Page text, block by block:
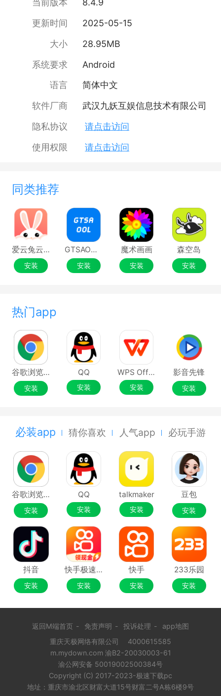
当前版本
8.4.9
更新时间
2025-05-15
大小
28.95MB
系统要求
Android
语言
简体中文
软件厂商
武汉九妖互娱信息技术有限公司
隐私协议
请点击访问
使用权限
请点击访问
同类推荐
爱云兔云手机
安装
GTSAOOL盒子
安装
魔术画画
安装
森空岛
安装
热门app
谷歌浏览器Google Chrome
安装
QQ
安装
WPS Office
安装
影音先锋
安装
必装app 猜你喜欢 人气app 必玩手游
谷歌浏览器Google Chrome
安装
QQ
安装
talkmaker
安装
豆包
安装
抖音
安装
快手极速版
安装
快手
安装
233乐园
安装
返回M端首页 - 免责声明 - 投诉处理 -
app地图
重庆天极网络有限公司
4000615585
m.mydown.com 渝B2-20030003-61
渝公网安备 50019002500384号
Copyright (C) 2017-2023-极速下载pc
地址：重庆市渝北区财富大道15号财富二号A栋6楼9号